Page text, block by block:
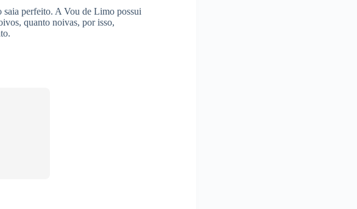
saia perfeito. A Vou de Limo possui
quanto noivas, por isso,